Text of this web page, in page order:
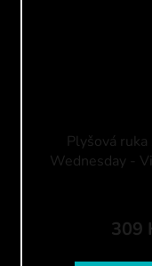
Plyšová
Wednesday -
309